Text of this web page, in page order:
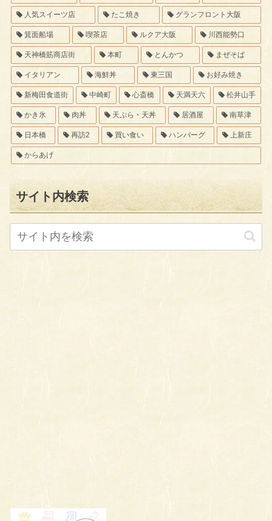
人気スイーツ店 たこ焼き グランフロント大阪
箕面船場 喫茶店 ルクア大阪 川西能勢口
天神橋筋商店街 本町 とんかつ まぜそば
イタリアン 海鮮丼 東三国 お好み焼き
新梅田食道街 中崎町 心斎橋 天満天六 松井山手
かき氷 肉丼 天ぷら・天丼 居酒屋 南草津
日本橋 再訪2 買い食い ハンバーグ 上新庄
からあげ
サイト内検索